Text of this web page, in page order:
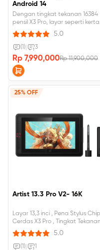
Android 14
Dengan tingkat tekanan 16384
pensil X3 Pro, layar seperti
115% sRGB, resolusi layar 2160 x
1440 yang sepenuhnya
dilaminasi,Low Blue Light Layar
oleh TÜV Rheinland, 8GB+256GB,
Baterai 8000mAh, Gratis
Membership 3 bulan di ibis Paint
X
5.0
(1) 3
Rp 7,990,000Rp 11,900,000
25% OFF
Artist 13.3 Pro V2- 16K
Layar 13,3 inci , Pena Stylus Chip
Cerdas X3 Pro , Tingkat Tekanan
16K , Tombol Cepat Dial Merah
5.0
(1) 1